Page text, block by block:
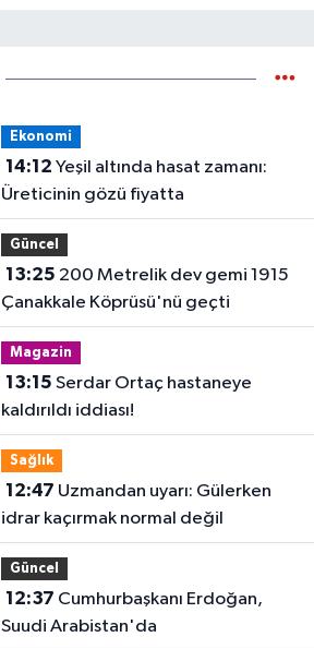
Ekonomi
14:12
Üreticinin gözü fiyatta
Güncel
13:25
Çanakkale Köprüsü'nü geçti
Magazin
13:15
kaldırıldı iddiası!
Sağlık
12:47
idrar kaçırmak normal değil
Güncel
12:37
Suudi Arabistan'da